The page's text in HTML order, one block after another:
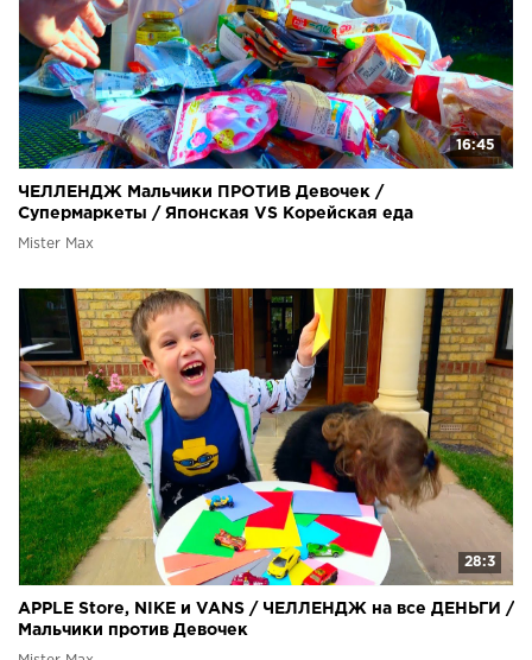
16:45
ЧЕЛЛЕНДЖ Мальчики ПРОТИВ Девочек /
Супермаркеты / Японская VS Корейская еда
Mister Max
28:3
APPLE Store, NIKE и VANS / ЧЕЛЛЕНДЖ на все ДЕНЬГИ /
Мальчики против Девочек